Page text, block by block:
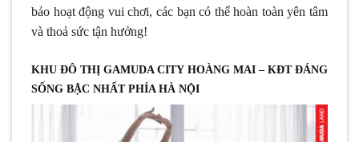
bảo hoạt động vui chơi, các bạn có thể hoàn toàn yên tâm
và thoả sức tận hưởng!
KHU ĐÔ THỊ GAMUDA CITY HOÀNG MAI – KĐT ĐÁNG
SỐNG BẬC NHẤT PHÍA HÀ NỘI